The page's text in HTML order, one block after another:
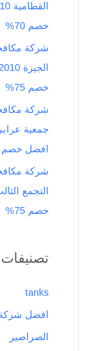
خصم 70%
شركة
خصم 75%
شركة
افضل خصم 75 %
شركة
خصم 75%
تصنيفات
tanks
افضل
الصراصير